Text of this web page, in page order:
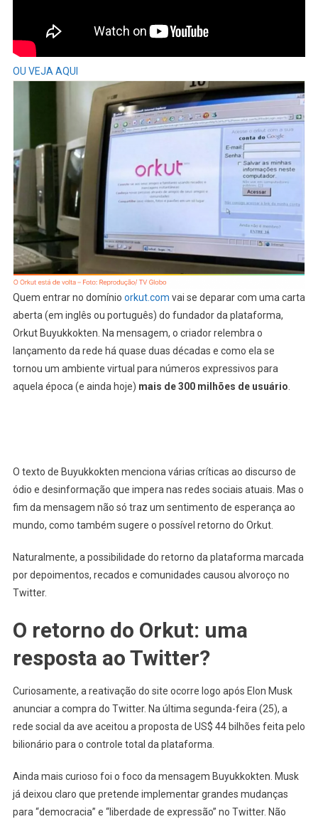
OU VEJA AQUI
Quem entrar no domínio orkut.com vai se deparar com uma carta
aberta (em inglês ou português) do fundador da plataforma,
Orkut Buyukkokten. Na mensagem, o criador relembra o
lançamento da rede há quase duas décadas e como ela se
tornou um ambiente virtual para números expressivos para
aquela época (e ainda hoje) mais de 300 milhões de usuário.
O texto de Buyukkokten menciona várias críticas ao discurso de
ódio e desinformação que impera nas redes sociais atuais. Mas o
fim da mensagem não só traz um sentimento de esperança ao
mundo, como também sugere o possível retorno do Orkut.
Naturalmente, a possibilidade do retorno da plataforma marcada
por depoimentos, recados e comunidades causou alvoroço no
Twitter.
O retorno do Orkut: uma
resposta ao Twitter?
Curiosamente, a reativação do site ocorre logo após Elon Musk
anunciar a compra do Twitter. Na última segunda-feira (25), a
rede social da ave aceitou a proposta de US$ 44 bilhões feita pelo
bilionário para o controle total da plataforma.
Ainda mais curioso foi o foco da mensagem Buyukkokten. Musk
já deixou claro que pretende implementar grandes mudanças
para “democracia” e “liberdade de expressão” no Twitter. Não